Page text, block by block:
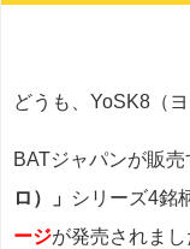
どうも、YoSK8（
BATジャパンが販
ロ）」
シリーズ4銘
ージが発売されまし